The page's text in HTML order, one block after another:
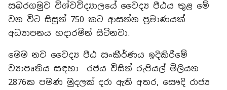
සබරගමුව විශ්වවිද්‍යාලයේ වෛද්‍ය පීඨය තුළ මේ
වන විට සිසුන් 750 කට ආසන්න ප්‍රමාණයක්
අධ්‍යාපනය හදාරමින් සිටිනවා.
මෙම නව වෛද්‍ය පීඨ සංකීර්ණය ඉදිකිරීමේ
ව්‍යාපෘතිය සඳහා රජය විසින් රුපියල් මිලියන
2876ක පමණ මුදලක් දරා ඇති අතර, සෞදි රාජ්‍ය